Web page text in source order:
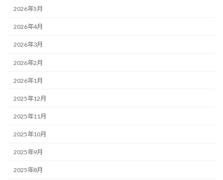
2026年5月
2026年4月
2026年3月
2026年2月
2026年1月
2025年12月
2025年11月
2025年10月
2025年9月
2025年8月